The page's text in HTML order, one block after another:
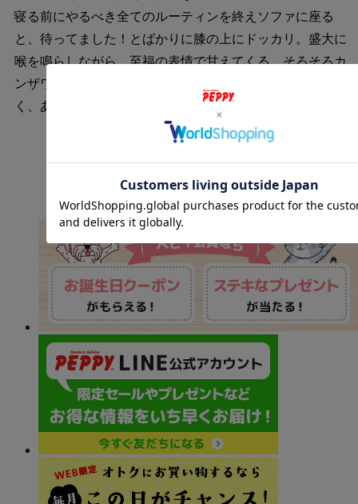
寝る前にやるべき全てのルーティンを終えソファに座る
と、待ってました！とばかりに膝の上にドッカリ。盛大に
喉を鳴らしながら、至福の表情で甘えてくる。そろそろカ
ンザワも眠いんだけど…王太郎を膝から降ろすに偲びな
く、あくびをしながら今夜も更けてゆく。